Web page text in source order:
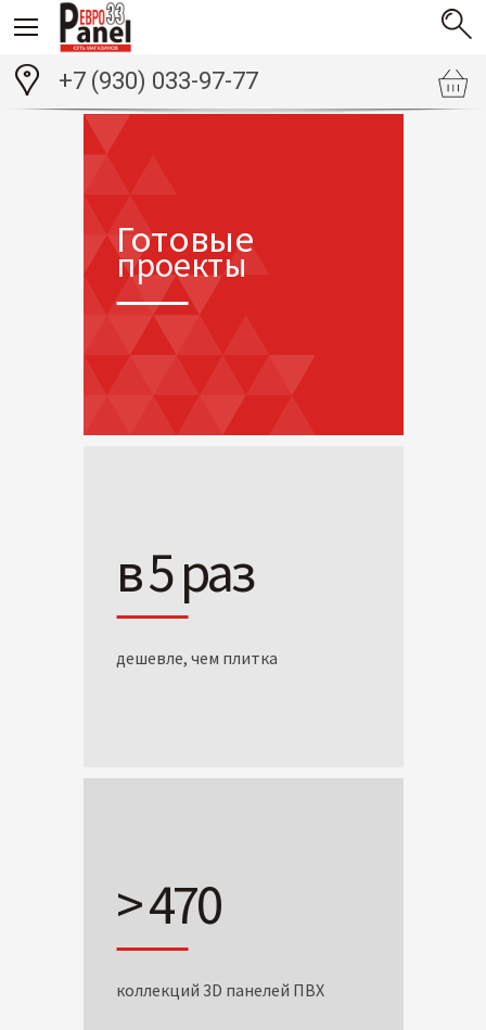
+7 (930) 033-97-77
Готовые
проекты
в 5 раз
дешевле, чем плитка
> 470
коллекций 3D панелей ПВХ